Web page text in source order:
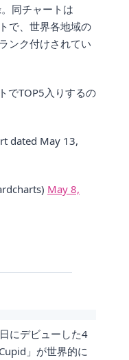
同チャートは
で、世界各地域の
ンク付けされてい
でTOP5入りするの
dated May 13,
May 8,
にデビューした4
」が世界的に